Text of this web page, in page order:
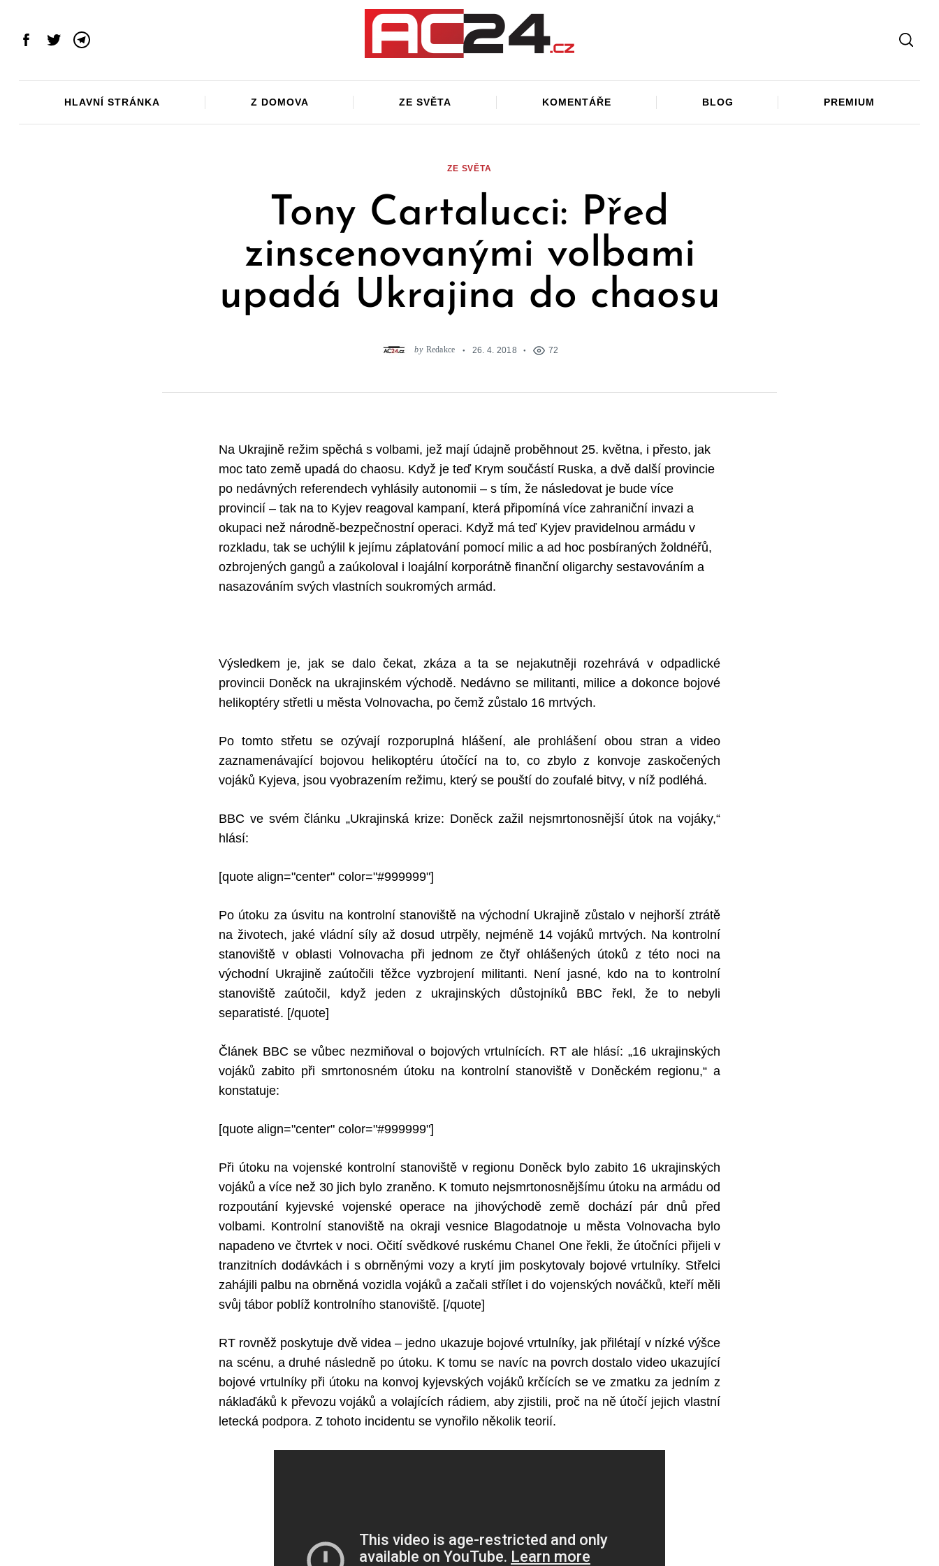
contentFacebook
TwitterTelegram
HLAVNÍ STRÁNKA Z DOMOVA ZE SVĚTA KOMENTÁŘE BLOG PREMIUM
ZE SVĚTA
Tony Cartalucci: Před
zinscenovanými volbami
upadá Ukrajina do chaosu
by Redakce 26. 4. 2018 72
Na Ukrajině režim spěchá s volbami, jež mají údajně proběhnout 25. května, i přesto, jak
moc tato země upadá do chaosu. Když je teď Krym součástí Ruska, a dvě další provincie
po nedávných referendech vyhlásily autonomii – s tím, že následovat je bude více
provincií – tak na to Kyjev reagoval kampaní, která připomíná více zahraniční invazi a
okupaci než národně-bezpečnostní operaci. Když má teď Kyjev pravidelnou armádu v
rozkladu, tak se uchýlil k jejímu záplatování pomocí milic a ad hoc posbíraných žoldnéřů,
ozbrojených gangů a zaúkoloval i loajální korporátně finanční oligarchy sestavováním a
nasazováním svých vlastních soukromých armád.
Výsledkem je, jak se dalo čekat, zkáza a ta se nejakutněji rozehrává v odpadlické
provincii Doněck na ukrajinském východě. Nedávno se militanti, milice a dokonce bojové
helikoptéry střetli u města Volnovacha, po čemž zůstalo 16 mrtvých.
Po tomto střetu se ozývají rozporuplná hlášení, ale prohlášení obou stran a video
zaznamenávající bojovou helikoptéru útočící na to, co zbylo z konvoje zaskočených
vojáků Kyjeva, jsou vyobrazením režimu, který se pouští do zoufalé bitvy, v níž podléhá.
BBC ve svém článku „Ukrajinská krize: Doněck zažil nejsmrtonosnější útok na vojáky,“
hlásí:
[quote align="center" color="#999999"]
Po útoku za úsvitu na kontrolní stanoviště na východní Ukrajině zůstalo v nejhorší ztrátě
na životech, jaké vládní síly až dosud utrpěly, nejméně 14 vojáků mrtvých. Na kontrolní
stanoviště v oblasti Volnovacha při jednom ze čtyř ohlášených útoků z této noci na
východní Ukrajině zaútočili těžce vyzbrojení militanti. Není jasné, kdo na to kontrolní
stanoviště zaútočil, když jeden z ukrajinských důstojníků BBC řekl, že to nebyli
separatisté. [/quote]
Článek BBC se vůbec nezmiňoval o bojových vrtulnících. RT ale hlásí: „16 ukrajinských
vojáků zabito při smrtonosném útoku na kontrolní stanoviště v Doněckém regionu,“ a
konstatuje:
[quote align="center" color="#999999"]
Při útoku na vojenské kontrolní stanoviště v regionu Doněck bylo zabito 16 ukrajinských
vojáků a více než 30 jich bylo zraněno. K tomuto nejsmrtonosnějšímu útoku na armádu od
rozpoutání kyjevské vojenské operace na jihovýchodě země dochází pár dnů před
volbami. Kontrolní stanoviště na okraji vesnice Blagodatnoje u města Volnovacha bylo
napadeno ve čtvrtek v noci. Očití svědkové ruskému Chanel One řekli, že útočníci přijeli v
tranzitních dodávkách i s obrněnými vozy a krytí jim poskytovaly bojové vrtulníky. Střelci
zahájili palbu na obrněná vozidla vojáků a začali střílet i do vojenských nováčků, kteří měli
svůj tábor poblíž kontrolního stanoviště. [/quote]
RT rovněž poskytuje dvě videa – jedno ukazuje bojové vrtulníky, jak přilétají v nízké výšce
na scénu, a druhé následně po útoku. K tomu se navíc na povrch dostalo video ukazující
bojové vrtulníky při útoku na konvoj kyjevských vojáků krčících se ve zmatku za jedním z
náklaďáků k převozu vojáků a volajících rádiem, aby zjistili, proč na ně útočí jejich vlastní
letecká podpora. Z tohoto incidentu se vynořilo několik teorií.